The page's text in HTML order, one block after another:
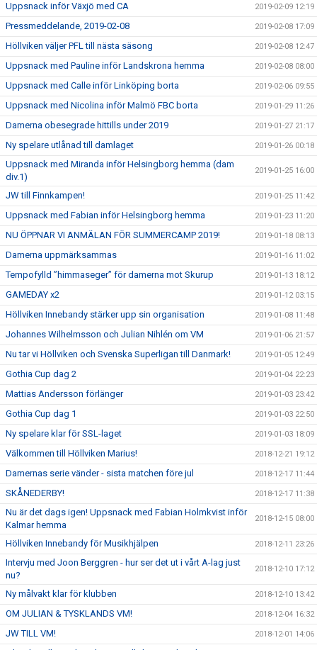
Uppsnack inför Växjö med CA 2019-02-09 12:19
Pressmeddelande, 2019-02-08 2019-02-08 17:09
Höllviken väljer PFL till nästa säsong 2019-02-08 12:47
Uppsnack med Pauline inför Landskrona hemma 2019-02-08 08:00
Uppsnack med Calle inför Linköping borta 2019-02-06 09:55
Uppsnack med Nicolina inför Malmö FBC borta 2019-01-29 11:26
Damerna obesegrade hittills under 2019 2019-01-27 21:17
Ny spelare utlånad till damlaget 2019-01-26 00:18
Uppsnack med Miranda inför Helsingborg hemma (dam
div.1)
2019-01-25 16:00
JW till Finnkampen! 2019-01-25 11:42
Uppsnack med Fabian inför Helsingborg hemma 2019-01-23 11:20
NU ÖPPNAR VI ANMÄLAN FÖR SUMMERCAMP 2019! 2019-01-18 08:13
Damerna uppmärksammas 2019-01-16 11:02
Tempofylld ”himmaseger” för damerna mot Skurup 2019-01-13 18:12
GAMEDAY x2 2019-01-12 03:15
Höllviken Innebandy stärker upp sin organisation 2019-01-08 11:48
Johannes Wilhelmsson och Julian Nihlén om VM 2019-01-06 21:57
Nu tar vi Höllviken och Svenska Superligan till Danmark! 2019-01-05 12:49
Gothia Cup dag 2 2019-01-04 22:23
Mattias Andersson förlänger 2019-01-03 23:42
Gothia Cup dag 1 2019-01-03 22:50
Ny spelare klar för SSL-laget 2019-01-03 18:09
Välkommen till Höllviken Marius! 2018-12-21 19:12
Damernas serie vänder - sista matchen före jul 2018-12-17 11:44
SKÅNEDERBY! 2018-12-17 11:38
Nu är det dags igen! Uppsnack med Fabian Holmkvist inför
Kalmar hemma
2018-12-15 08:00
Höllviken Innebandy för Musikhjälpen 2018-12-11 23:26
Intervju med Joon Berggren - hur ser det ut i vårt A-lag just
nu?
2018-12-10 17:12
Ny målvakt klar för klubben 2018-12-10 13:42
OM JULIAN & TYSKLANDS VM! 2018-12-04 16:32
JW TILL VM! 2018-12-01 14:06